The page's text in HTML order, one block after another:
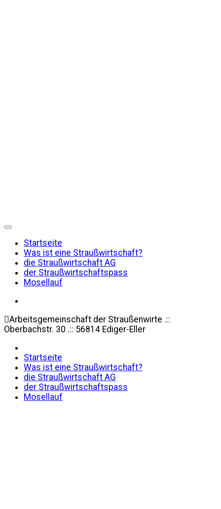
Startseite
Was ist eine Straußwirtschaft?
die Straußwirtschaft AG
der Straußwirtschaftspass
Mosellauf
Arbeitsgemeinschaft der Straußenwirte .::
Oberbachstr. 30 .:: 56814 Ediger-Eller
Startseite
Was ist eine Straußwirtschaft?
die Straußwirtschaft AG
der Straußwirtschaftspass
Mosellauf